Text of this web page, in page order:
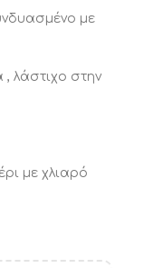
με
λάστιχο στην
με χλιαρό